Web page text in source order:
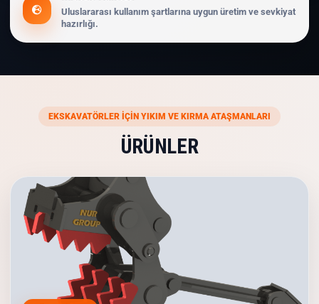
Uluslararası kullanım şartlarına uygun üretim ve sevkiyat
hazırlığı.
EKSKAVATÖRLER İÇİN YIKIM VE KIRMA ATAŞMANLARI
ÜRÜNLER